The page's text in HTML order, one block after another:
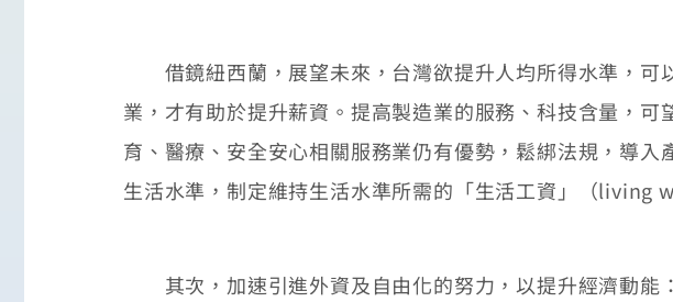
借鏡紐西蘭，展望未來，台灣欲提升人均所得水準，可
業，才有助於提升薪資。提高製造業的服務、科技含量，
育、醫療、安全安心相關服務業仍有優勢，鬆綁法規，導
生活水準，制定維持生活水準所需的「生活工資」（living
其次，加速引進外資及自由化的努力，以提升經濟動能